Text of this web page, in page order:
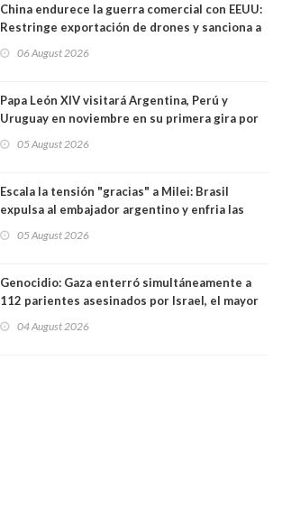
China endurece la guerra comercial con EEUU:
Restringe exportación de drones y sanciona a
06 August 2026
Papa León XIV visitará Argentina, Perú y
Uruguay en noviembre en su primera gira por
05 August 2026
Escala la tensión "gracias" a Milei: Brasil
expulsa al embajador argentino y enfria las
trasandino
05 August 2026
Genocidio: Gaza enterró simultáneamente a
112 parientes asesinados por Israel, el mayor
muertos figuran 44 niños y nueve ancianos
04 August 2026